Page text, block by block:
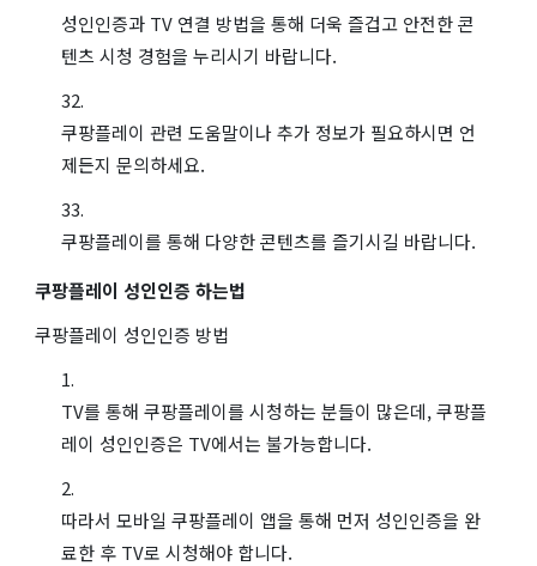
성인인증과 TV 연결 방법을 통해 더욱 즐겁고 안전한 콘
텐츠 시청 경험을 누리시기 바랍니다.
쿠팡플레이 관련 도움말이나 추가 정보가 필요하시면 언
제든지 문의하세요.
쿠팡플레이를 통해 다양한 콘텐츠를 즐기시길 바랍니다.
쿠팡플레이 성인인증 하는법
쿠팡플레이 성인인증 방법
TV를 통해 쿠팡플레이를 시청하는 분들이 많은데, 쿠팡플
레이 성인인증은 TV에서는 불가능합니다.
따라서 모바일 쿠팡플레이 앱을 통해 먼저 성인인증을 완
료한 후 TV로 시청해야 합니다.